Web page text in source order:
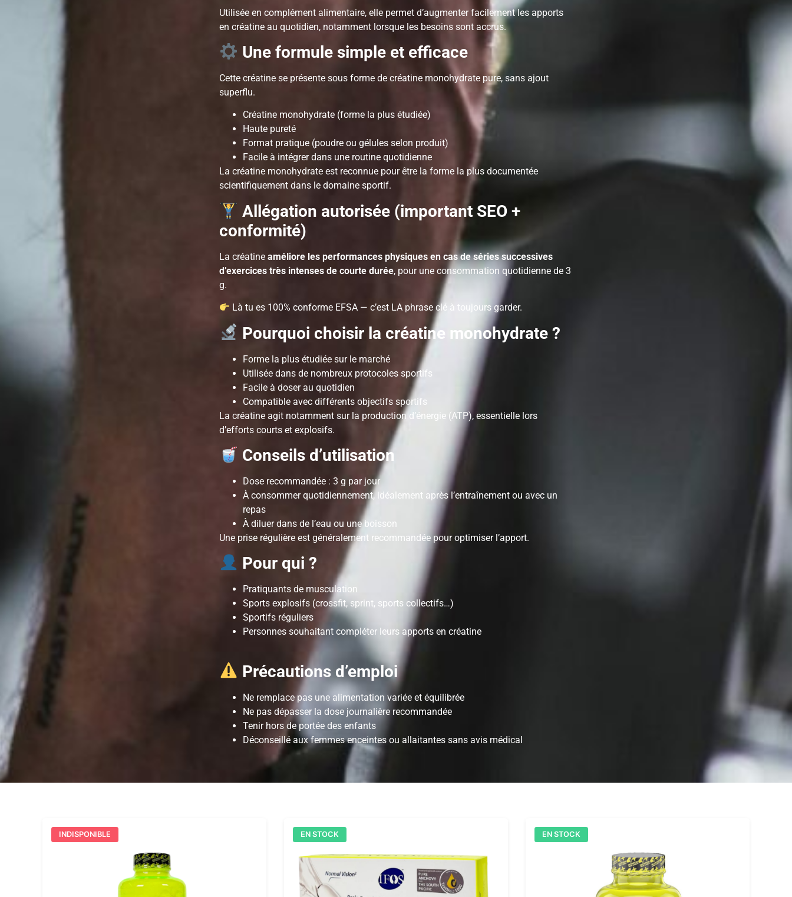
Utilisée en complément alimentaire, elle permet d’augmenter facilement les apports
en créatine au quotidien, notamment lorsque les besoins sont accrus.
Une formule simple et efficace
Cette créatine se présente sous forme de créatine monohydrate pure, sans ajout
superflu.
Créatine monohydrate (forme la plus étudiée)
Haute pureté
Format pratique (poudre ou gélules selon produit)
Facile à intégrer dans une routine quotidienne
La créatine monohydrate est reconnue pour être la forme la plus documentée
scientifiquement dans le domaine sportif.
Allégation autorisée (important SEO +
conformité)
La créatine améliore les performances physiques en cas de séries successives
d’exercices très intenses de courte durée, pour une consommation quotidienne de 3
g.
Là tu es 100% conforme EFSA — c’est LA phrase clé à toujours garder.
Pourquoi choisir la créatine monohydrate ?
Forme la plus étudiée sur le marché
Utilisée dans de nombreux protocoles sportifs
Facile à doser au quotidien
Compatible avec différents objectifs sportifs
La créatine agit notamment sur la production d’énergie (ATP), essentielle lors
d’efforts courts et explosifs.
Conseils d’utilisation
Dose recommandée : 3 g par jour
À consommer quotidiennement, idéalement après l’entraînement ou avec un
repas
À diluer dans de l’eau ou une boisson
Une prise régulière est généralement recommandée pour optimiser l’apport.
Pour qui ?
Pratiquants de musculation
Sports explosifs (crossfit, sprint, sports collectifs…)
Sportifs réguliers
Personnes souhaitant compléter leurs apports en créatine
Précautions d’emploi
Ne remplace pas une alimentation variée et équilibrée
Ne pas dépasser la dose journalière recommandée
Tenir hors de portée des enfants
Déconseillé aux femmes enceintes ou allaitantes sans avis médical
INDISPONIBLE EN STOCK EN STOCK